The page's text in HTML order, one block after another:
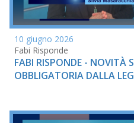
10 giugno 2026
Fabi Risponde
FABI RISPONDE - NOVITÀ
OBBLIGATORIA DALLA